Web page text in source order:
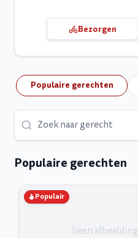
Bezorgen
Populaire gerechten
Populaire gerechten
Populair
Geen afbeelding